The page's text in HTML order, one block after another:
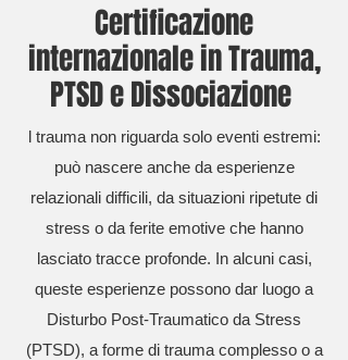
Certificazione
internazionale in Trauma,
PTSD e Dissociazione
l trauma non riguarda solo eventi estremi:
può nascere anche da esperienze
relazionali difficili, da situazioni ripetute di
stress o da ferite emotive che hanno
lasciato tracce profonde. In alcuni casi,
queste esperienze possono dar luogo a
Disturbo Post-Traumatico da Stress
(PTSD), a forme di trauma complesso o a